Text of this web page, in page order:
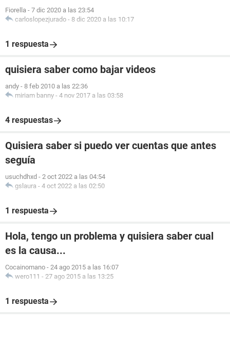
Fiorella - 7 dic 2020 a las 23:54
carloslopezjurado - 8 dic 2020 a las 10:17
1 respuesta
quisiera saber como bajar videos
andy - 8 feb 2010 a las 22:36
miriam banny - 4 nov 2017 a las 03:58
4 respuestas
Quisiera saber si puedo ver cuentas que antes
seguía
usuchdhxd - 2 oct 2022 a las 04:54
gslaura - 4 oct 2022 a las 02:50
1 respuesta
Hola, tengo un problema y quisiera saber cual
es la causa...
Cocainomano - 24 ago 2015 a las 16:07
wero111 - 27 ago 2015 a las 13:25
1 respuesta